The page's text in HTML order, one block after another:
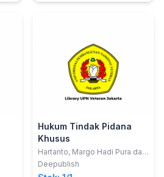
Hukum Tindak Pidana
Khusus
Hartanto, Margo Hadi Pura dan
Oci Senjaya
Deepublish